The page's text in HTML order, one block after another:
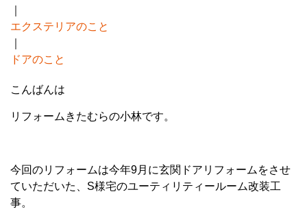
エクステリアのこと
ドアのこと
こんばんは
リフォームきたむらの小林です。
今回のリフォームは今年9月に玄関ドアリフォームをさせ
ていただいた、S様宅のユーティリティールーム改装工
事。